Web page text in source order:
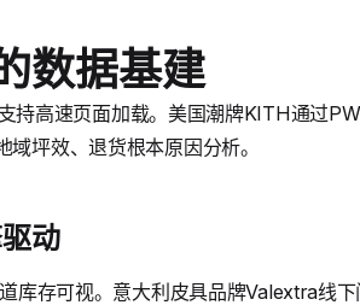
数据基建
持高速页面加载。美国潮牌KITH通过
坪效、退货根本原因分析。
动
库存可视。意大利皮具品牌Valextra线